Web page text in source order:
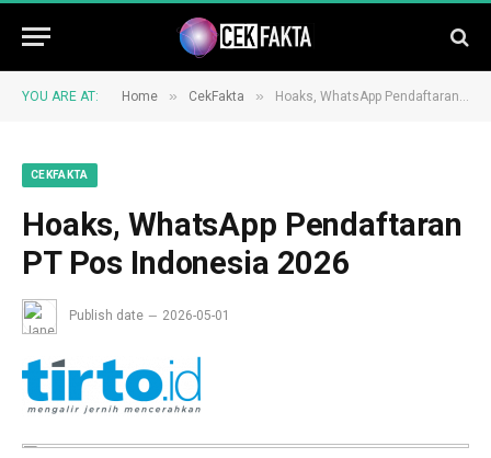
YOU ARE AT: Home » CekFakta » Hoaks, WhatsApp Pendaftaran PT Pos Indonesia 2026
CEKFAKTA
Hoaks, WhatsApp Pendaftaran
PT Pos Indonesia 2026
Publish date 2026-05-01